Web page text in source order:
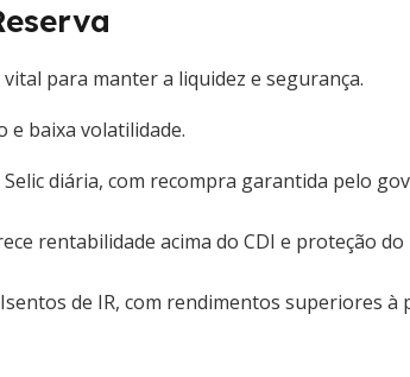
para manter a liquidez e segurança.
e baixa volatilidade.
Selic diária, com recompra garantida pelo
rentabilidade acima do CDI e proteção do
Isentos de IR, com rendimentos superiores à